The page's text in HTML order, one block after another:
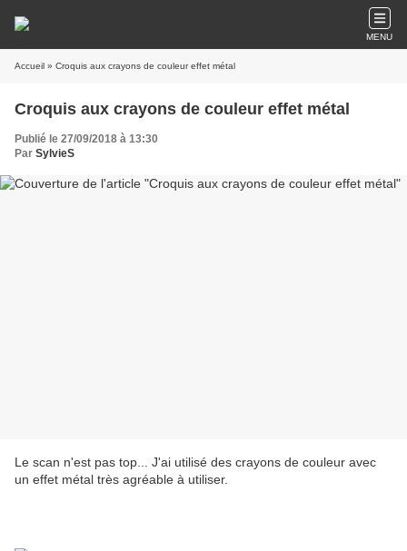
MENU
Accueil » Croquis aux crayons de couleur effet métal
Croquis aux crayons de couleur effet métal
Publié le 27/09/2018 à 13:30
Par SylvieS
Le scan n'est pas top... J'ai utilisé des crayons de couleur avec
un effet métal très agréable à utiliser.